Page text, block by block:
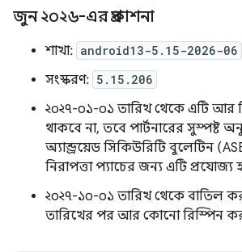
জুন ২০২৬-এর প্রকাশনা
শাখা: android13-5.15-2026-06
সংস্করণ: 5.15.206
২০২৭-০১-০১ তারিখ থেকে এটি আর
থাকবে না, তবে পার্টনারের সুস্পষ্ট
অ্যান্ড্রয়েড সিকিউরিটি বুলেটিন
নিরাপত্তা প্যাচের জন্য এটি প্রযোজ্য
২০২৭-১০-০১ তারিখ থেকে বাতিল
তারিখের পর আর কোনো রিস্পিন করা